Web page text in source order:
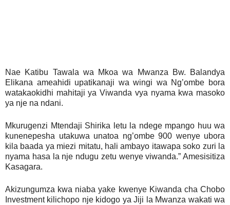
Nae Katibu Tawala wa Mkoa wa Mwanza Bw. Balandya
Elikana ameahidi upatikanaji wa wingi wa Ng’ombe bora
watakaokidhi mahitaji ya Viwanda vya nyama kwa masoko
ya nje na ndani.
Mkurugenzi Mtendaji Shirika letu la ndege mpango huu wa
kunenepesha utakuwa unatoa ng’ombe 900 wenye ubora
kila baada ya miezi mitatu, hali ambayo itawapa soko zuri la
nyama hasa la nje ndugu zetu wenye viwanda.” Amesisitiza
Kasagara.
Akizungumza kwa niaba yake kwenye Kiwanda cha Chobo
Investment kilichopo nje kidogo ya Jiji la Mwanza wakati wa